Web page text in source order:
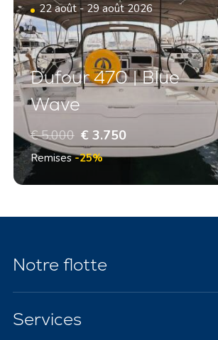
22 août - 29 août 2026
Dufour 470 | Blue
Wave
€ 5.000 € 3.750
Remises-25%
Notre flotte
Services